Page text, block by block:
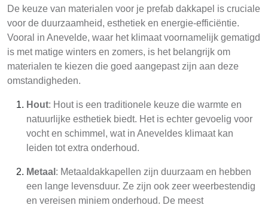
De keuze van materialen voor je prefab dakkapel is cruciale
voor de duurzaamheid, esthetiek en energie-efficiëntie.
Vooral in Anevelde, waar het klimaat voornamelijk gematigd
is met matige winters en zomers, is het belangrijk om
materialen te kiezen die goed aangepast zijn aan deze
omstandigheden.
Hout: Hout is een traditionele keuze die warmte en
natuurlijke esthetiek biedt. Het is echter gevoelig voor
vocht en schimmel, wat in Aneveldes klimaat kan
leiden tot extra onderhoud.
Metaal : Metaaldakkapellen zijn duurzaam en hebben
een lange levensduur. Ze zijn ook zeer weerbestendig
en vereisen miniem onderhoud. De meest